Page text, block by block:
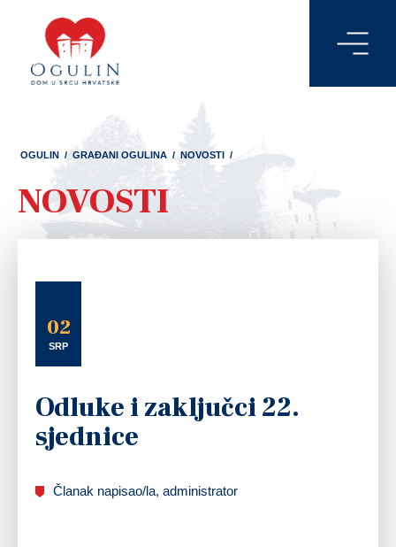
OGULIN / GRAĐANI OGULINA / NOVOSTI /
NOVOSTI
02
SRP
Odluke i zaključci 22.
sjednice
Članak napisao/la, administrator